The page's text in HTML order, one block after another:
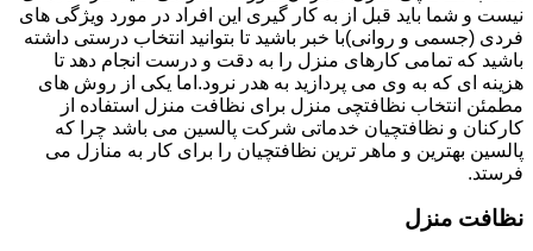
نیست و شما باید قبل از به کار گیری این افراد در مورد ویژگی های
فردی (جسمی و روانی)با خبر باشید تا بتوانید انتخاب درستی داشته
باشید که تمامی کارهای منزل را به دقت و درست انجام دهد تا
هزینه ای که به وی می پردازید به هدر نرود.اما یکی از روش های
مطمئن انتخاب نظافتچی منزل برای نظافت منزل استفاده از
کارکنان و نظافتچیان خدماتی شرکت پالسین می باشد چرا که
پالسین بهترین و ماهر ترین نظافتچیان را برای کار به منازل می
فرستد.
نظافت منزل